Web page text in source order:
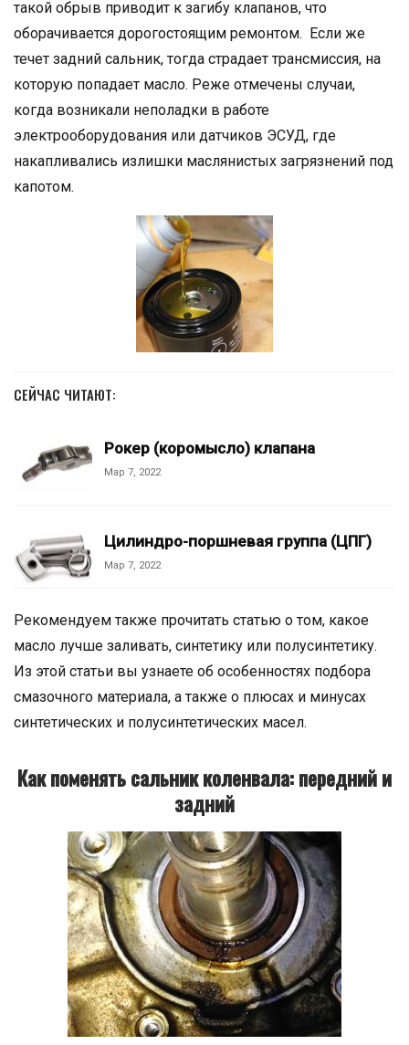
такой обрыв приводит к загибу клапанов, что
оборачивается дорогостоящим ремонтом. Если же
течет задний сальник, тогда страдает трансмиссия, на
которую попадает масло. Реже отмечены случаи,
когда возникали неполадки в работе
электрооборудования или датчиков ЭСУД, где
накапливались излишки маслянистых загрязнений под
капотом.
СЕЙЧАС ЧИТАЮТ:
Рокер (коромысло) клапана
Мар 7, 2022
Цилиндро-поршневая группа (ЦПГ)
Мар 7, 2022
Рекомендуем также прочитать статью о том, какое
масло лучше заливать, синтетику или полусинтетику.
Из этой статьи вы узнаете об особенностях подбора
смазочного материала, а также о плюсах и минусах
синтетических и полусинтетических масел.
Как поменять сальник коленвала: передний и
задний